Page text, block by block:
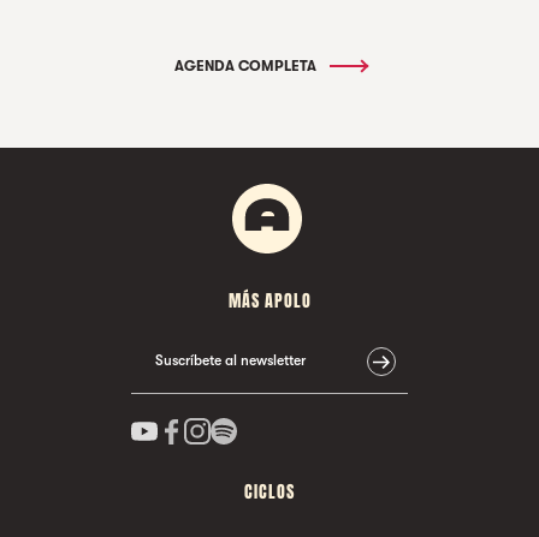
AGENDA COMPLETA
MÁS APOLO
Suscríbete al newsletter
CICLOS